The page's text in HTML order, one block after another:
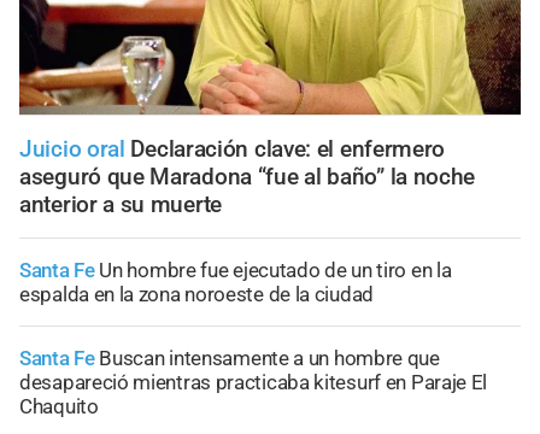
Juicio oral Declaración clave: el enfermero
aseguró que Maradona “fue al baño” la noche
anterior a su muerte
Santa Fe Un hombre fue ejecutado de un tiro en la
espalda en la zona noroeste de la ciudad
Santa Fe Buscan intensamente a un hombre que
desapareció mientras practicaba kitesurf en Paraje El
Chaquito